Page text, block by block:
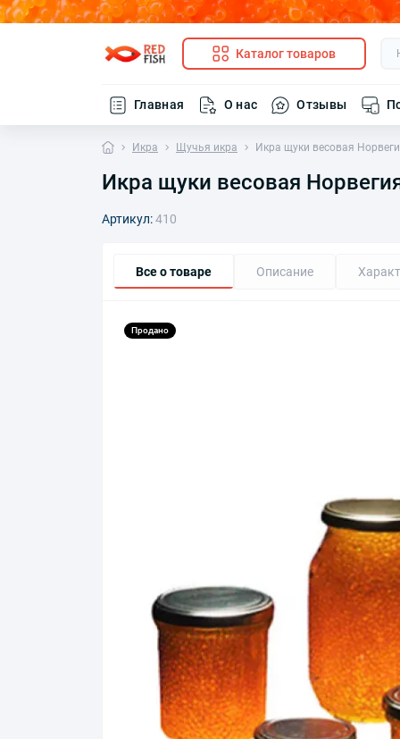
Каталог товаров
Главная О нас Отзывы
Икра Щучья икра Икра щуки весовая
Икра щуки весовая
Артикул:410
Все о товаре Описание
Продано